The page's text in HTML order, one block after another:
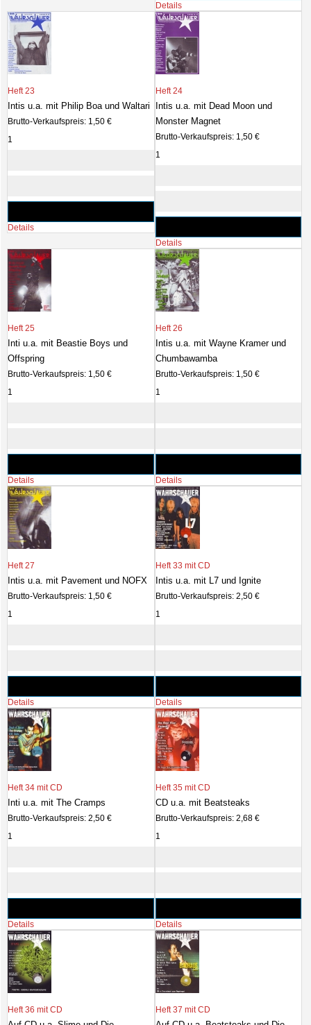
Details
Heft 23
Intis u.a. mit Philip Boa und Waltari
Brutto-Verkaufspreis: 1,50 €
Details
Heft 24
Intis u.a. mit Dead Moon und
Monster Magnet
Brutto-Verkaufspreis: 1,50 €
Details
Heft 25
Inti u.a. mit Beastie Boys und
Offspring
Brutto-Verkaufspreis: 1,50 €
Details
Heft 26
Intis u.a. mit Wayne Kramer und
Chumbawamba
Brutto-Verkaufspreis: 1,50 €
Details
Heft 27
Intis u.a. mit Pavement und NOFX
Brutto-Verkaufspreis: 1,50 €
Details
Heft 33 mit CD
Intis u.a. mit L7 und Ignite
Brutto-Verkaufspreis: 2,50 €
Details
Heft 34 mit CD
Inti u.a. mit The Cramps
Brutto-Verkaufspreis: 2,50 €
Details
Heft 35 mit CD
CD u.a. mit Beatsteaks
Brutto-Verkaufspreis: 2,68 €
Details
Heft 36 mit CD Heft 37 mit CD